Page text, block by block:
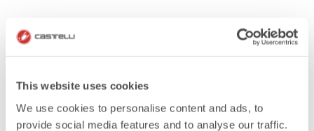
This website uses cookies
We use cookies to personalise content and ads, to
provide social media features and to analyse our traffic.